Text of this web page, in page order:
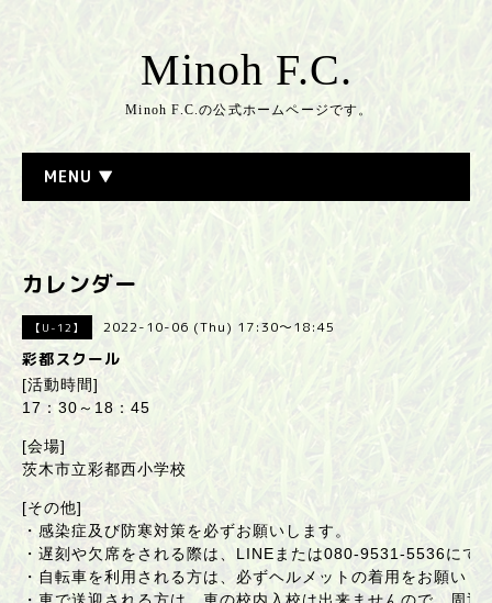
Minoh F.C.
Minoh F.C.の公式ホームページです。
MENU ▼
カレンダー
【U-12】 2022-10-06 (Thu) 17:30～18:45
彩都スクール
[活動時間]
17：30～18：45
[会場]
茨木市立彩都西小学校
[その他]
・感染症及び防寒対策を必ずお願いします。
・遅刻や欠席をされる際は、LINEまたは080-9531-5536にて
・自転車を利用される方は、必ずヘルメットの着用をお願いし